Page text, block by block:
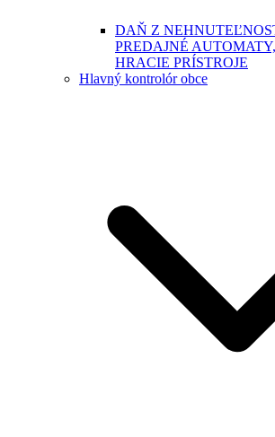
DAŇ Z
PREDAJNÉ
HRACIE PRÍSTROJE
Hlavný kontrolór obce